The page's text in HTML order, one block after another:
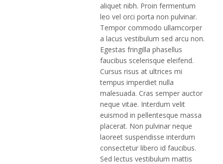
aliquet nibh. Proin fermentum
leo vel orci porta non pulvinar.
Tempor commodo ullamcorper
a lacus vestibulum sed arcu non.
Egestas fringilla phasellus
faucibus scelerisque eleifend.
Cursus risus at ultrices mi
tempus imperdiet nulla
malesuada. Cras semper auctor
neque vitae. Interdum velit
euismod in pellentesque massa
placerat. Non pulvinar neque
laoreet suspendisse interdum
consectetur libero id faucibus.
Sed lectus vestibulum mattis